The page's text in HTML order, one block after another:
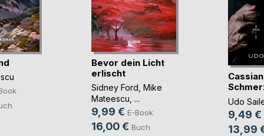
Bevor dein Licht
erlischt
Sidney Ford Mike
Mateescu , ...
9,99 € E-Book
16,00 € Buch
Udo
9,49 €
13,99